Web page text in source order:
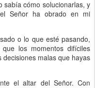
sabía cómo solucionarlas, y
Señor ha obrado en mi
o lo que esté pasando,
los momentos difíciles
malas que hayas
el altar del Señor. Con